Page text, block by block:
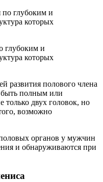
глубоким и
которых
развития полового члена
быть полным или
только двух головок, но
возможно
органов у мужчин
и обнаруживаются при